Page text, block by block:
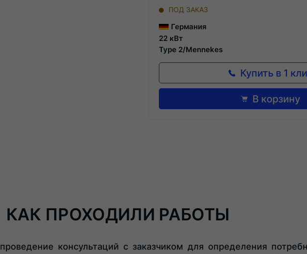
ПОД ЗАКАЗ
Германия
22 кВт
Type 2/Mennekes
Купить в 1
В корзину
КАК ПРОХОДИЛИ РАБОТЫ
проведение консультаций с заказчиком для определения